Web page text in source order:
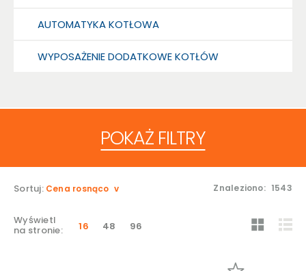
AUTOMATYKA KOTŁOWA
WYPOSAŻENIE DODATKOWE KOTŁÓW
POKAŻ FILTRY
Sortuj: Cena rosnąco Znaleziono: 1543
Wyświetl
na stronie: 16 48 96